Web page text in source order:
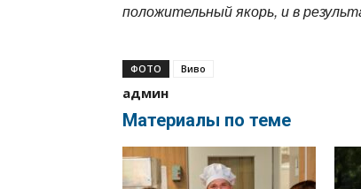
положительный якорь, и в
ФОТО Виво
админ
Материалы по теме